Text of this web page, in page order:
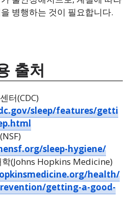
병행하는 것이 필요합니다.
출처
터(CDC)
sleep/features/getti
sleep-hygiene/
(Johns Hopkins Medicine)
health/
getting-a-good-